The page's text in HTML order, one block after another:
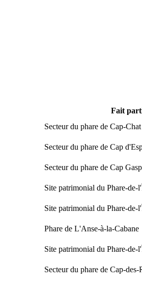
Fait
Secteur du phare de Cap-Chat
Secteur du phare de Cap
Secteur du phare de Cap
Site patrimonial du Phare-de-
Site patrimonial du Phare-de-
Phare de L'Anse-à-la-Cabane
Site patrimonial du Phare-de-
Secteur du phare de Cap-des-